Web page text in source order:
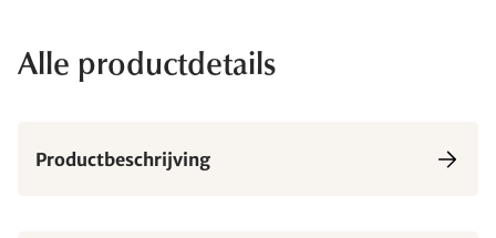
Alle productdetails
Productbeschrijving